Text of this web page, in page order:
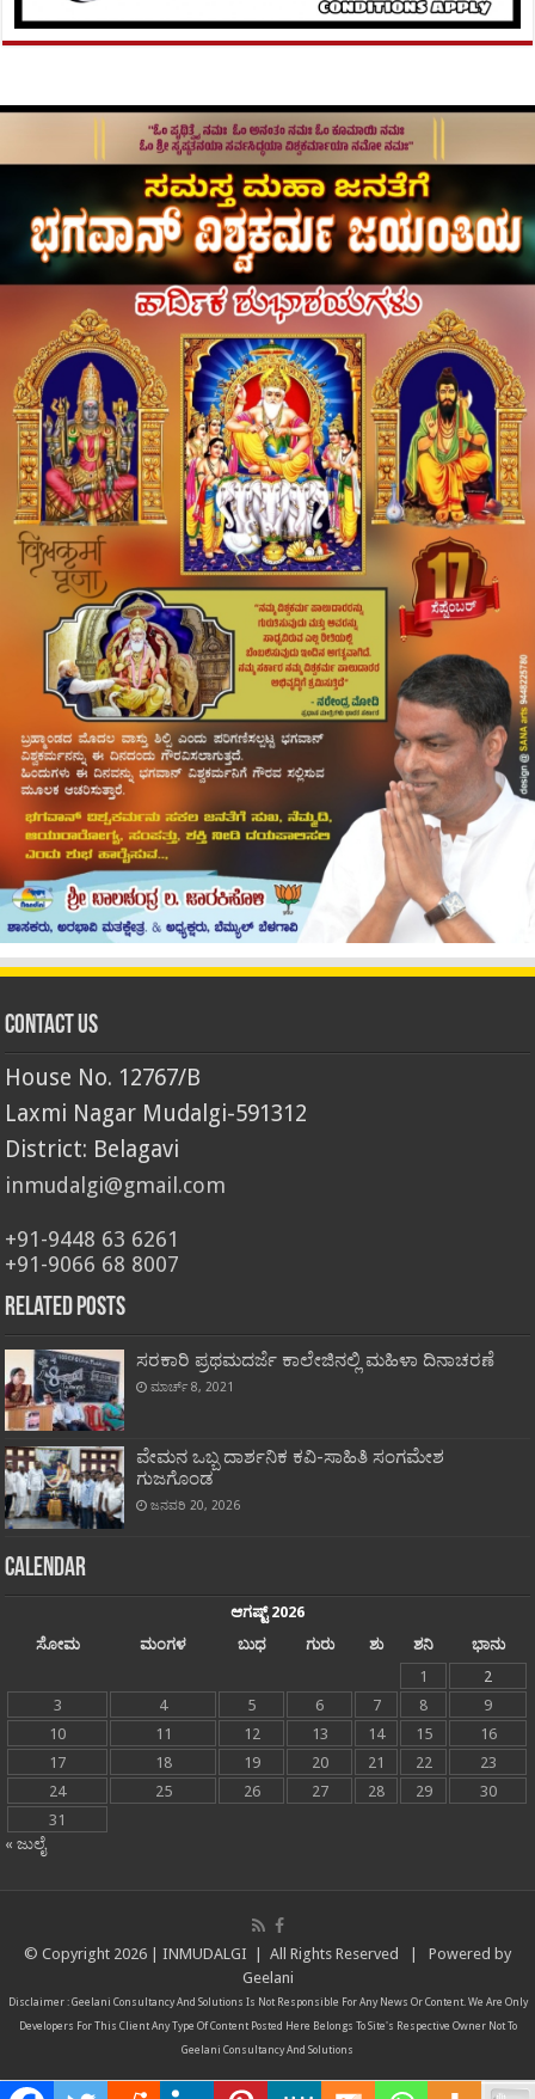
Contact Us
House No. 12767/B
Laxmi Nagar Mudalgi-591312
District: Belagavi
inmudalgi@gmail.com
+91-9448 63 6261
+91-9066 68 8007
Related Posts
ಸರಕಾರಿ ಪ್ರಥಮದರ್ಜೆ ಕಾಲೇಜಿನಲ್ಲಿ ಮಹಿಳಾ ದಿನಾಚರಣೆ
ಮಾರ್ಚ್ 8, 2021
ವೇಮನ ಒಬ್ಬ ದಾರ್ಶನಿಕ ಕವಿ-ಸಾಹಿತಿ ಸಂಗಮೇಶ
ಗುಜಗೊಂಡ
ಜನವರಿ 20, 2026
Calendar
ಆಗಷ್ಟ್ 2026
ಸೋಮ
ಮಂಗಳ ಬುಧ ಗುರು ಶು ಶನಿ
ಭಾನು
1
2
3
4 5 6 7 8
9
10
11 12 13 14 15
16
17
18 19 20 21 22
23
24
25 26 27 28 29
30
31
« ಜುಲೈ
© Copyright 2026 | INMUDALGI | All Rights Reserved | Powered by
Geelani
Disclaimer : Geelani Consultancy And Solutions Is Not Responsible For Any News Or Content. We Are Only
Developers For This Client Any Type Of Content Posted Here Belongs To Site's Respective Owner Not To
Geelani Consultancy And Solutions